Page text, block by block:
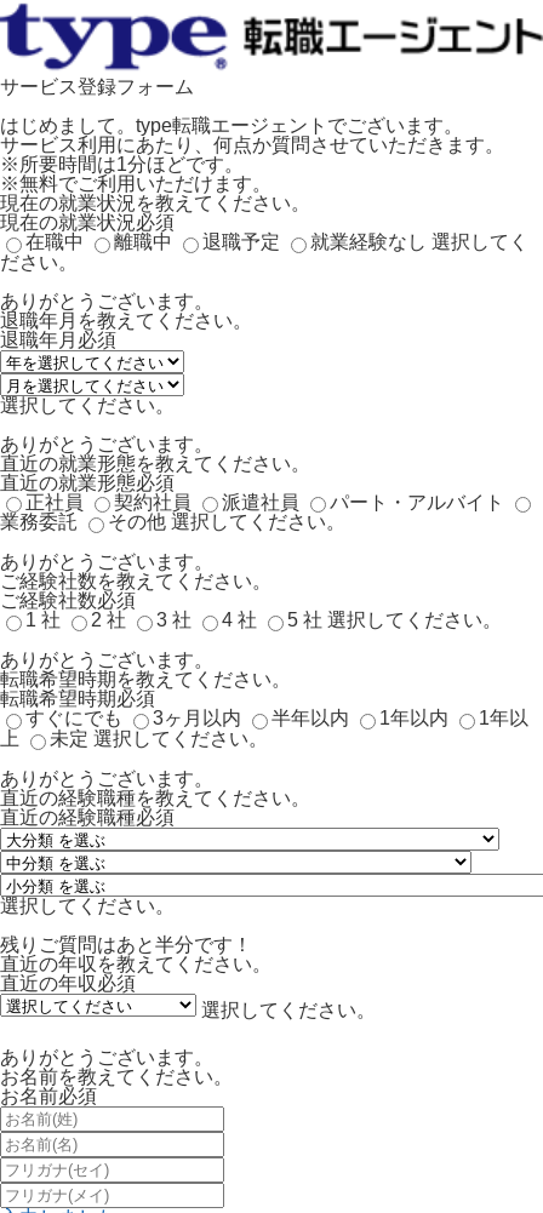
サービス登録フォーム
はじめまして。type転職エージェントでございます。
サービス利用にあたり、何点か質問させていただきます。
※所要時間は1分ほどです。
※無料でご利用いただけます。
現在の就業状況を教えてください。
現在の就業状況必須
在職中
離職中 退職予定 就業経験なし 選択してく
ださい。
ありがとうございます。
退職年月を教えてください。
退職年月 必須
選択してください。
ありがとうございます。
直近の就業形態を教えてください。
直近の就業形態必須
正社員
契約社員 派遣社員
パート・アルバイト
業務委託
その他 選択してください。
ありがとうございます。
ご経験社数を教えてください。
ご経験社数必須
1 社
2 社 3 社 4 社 5 社 選択してください。
ありがとうございます。
転職希望時期を教えてください。
転職希望時期必須
すぐにでも
3ヶ月以内 半年以内 1年以内
1年以
上
未定 選択してください。
ありがとうございます。
直近の経験職種を教えてください。
直近の経験職種必須
選択してください。
残りご質問はあと半分です！
直近の年収を教えてください。
直近の年収必須
選択してください。
ありがとうございます。
お名前を教えてください。
お名前必須